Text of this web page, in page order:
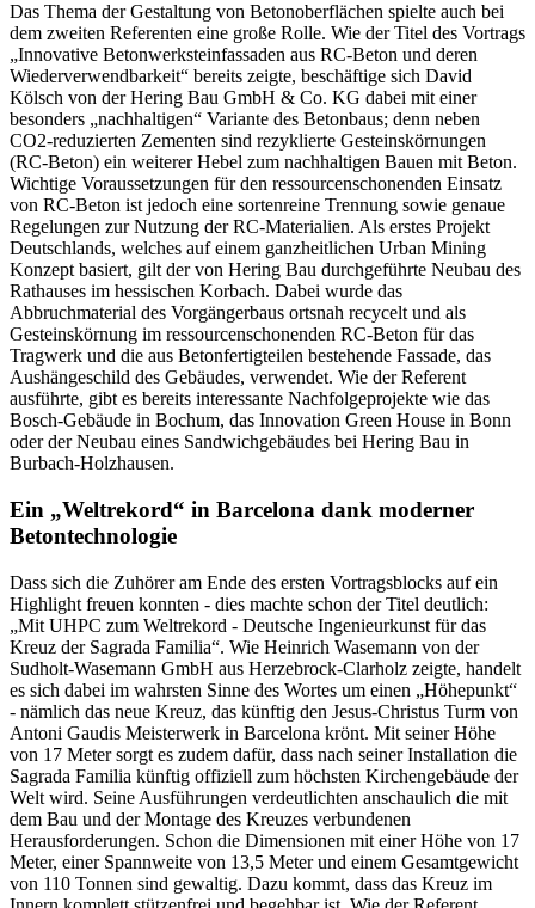
Das Thema der Gestaltung von Betonoberflächen spielte auch bei
dem zweiten Referenten eine große Rolle. Wie der Titel des Vortrags
„Innovative Betonwerksteinfassaden aus RC-Beton und deren
Wiederverwendbarkeit“ bereits zeigte, beschäftige sich David
Kölsch von der Hering Bau GmbH & Co. KG dabei mit einer
besonders „nachhaltigen“ Variante des Betonbaus; denn neben
CO2-reduzierten Zementen sind rezyklierte Gesteinskörnungen
(RC-Beton) ein weiterer Hebel zum nachhaltigen Bauen mit Beton.
Wichtige Voraussetzungen für den ressourcenschonenden Einsatz
von RC-Beton ist jedoch eine sortenreine Trennung sowie genaue
Regelungen zur Nutzung der RC-Materialien. Als erstes Projekt
Deutschlands, welches auf einem ganzheitlichen Urban Mining
Konzept basiert, gilt der von Hering Bau durchgeführte Neubau des
Rathauses im hessischen Korbach. Dabei wurde das
Abbruchmaterial des Vorgängerbaus ortsnah recycelt und als
Gesteinskörnung im ressourcenschonenden RC-Beton für das
Tragwerk und die aus Betonfertigteilen bestehende Fassade, das
Aushängeschild des Gebäudes, verwendet. Wie der Referent
ausführte, gibt es bereits interessante Nachfolgeprojekte wie das
Bosch-Gebäude in Bochum, das Innovation Green House in Bonn
oder der Neubau eines Sandwichgebäudes bei Hering Bau in
Burbach-Holzhausen.
Ein „Weltrekord“ in Barcelona dank moderner
Betontechnologie
Dass sich die Zuhörer am Ende des ersten Vortragsblocks auf ein
Highlight freuen konnten - dies machte schon der Titel deutlich:
„Mit UHPC zum Weltrekord - Deutsche Ingenieurkunst für das
Kreuz der Sagrada Familia“. Wie Heinrich Wasemann von der
Sudholt-Wasemann GmbH aus Herzebrock-Clarholz zeigte, handelt
es sich dabei im wahrsten Sinne des Wortes um einen „Höhepunkt“
- nämlich das neue Kreuz, das künftig den Jesus-Christus Turm von
Antoni Gaudis Meisterwerk in Barcelona krönt. Mit seiner Höhe
von 17 Meter sorgt es zudem dafür, dass nach seiner Installation die
Sagrada Familia künftig offiziell zum höchsten Kirchengebäude der
Welt wird. Seine Ausführungen verdeutlichten anschaulich die mit
dem Bau und der Montage des Kreuzes verbundenen
Herausforderungen. Schon die Dimensionen mit einer Höhe von 17
Meter, einer Spannweite von 13,5 Meter und einem Gesamtgewicht
von 110 Tonnen sind gewaltig. Dazu kommt, dass das Kreuz im